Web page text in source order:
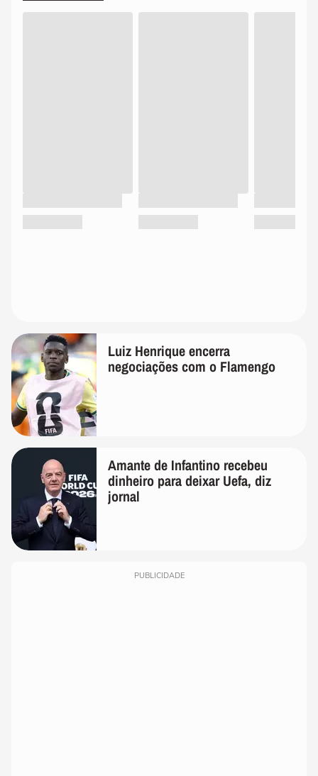
Luiz Henrique encerra
negociações com o Flamengo
Amante de Infantino recebeu
dinheiro para deixar Uefa, diz
jornal
PUBLICIDADE